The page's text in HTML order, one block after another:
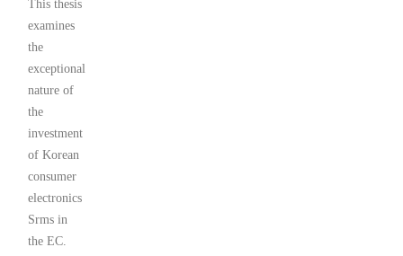
This thesis
examines
the
exceptional
nature of
the
investment
of Korean
consumer
electronics
Srms in
the EC.